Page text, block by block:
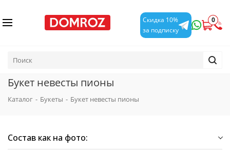
Скидка 10%
за подписку
0
Букет невесты пионы
Каталог - Букеты - Букет невесты пионы
Состав как на фото: